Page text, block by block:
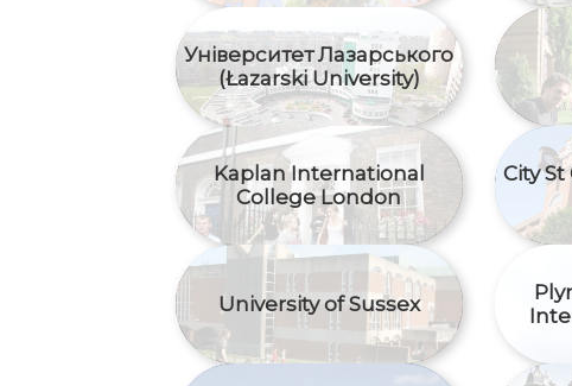
Університет Лазарського
(Łazarski University)
Kaplan International
College London
City St
University of Sussex